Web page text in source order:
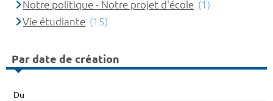
Notre politique - Notre projet d'école (1)
Vie étudiante (15)
Par date de création
Du